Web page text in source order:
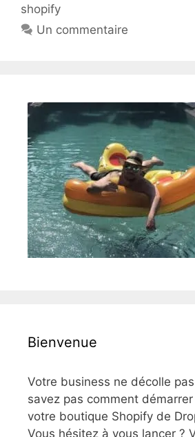
shopify
Un commentaire
Bienvenue
Votre business ne décolle
savez pas comment
votre boutique Shopify de
Vous hésitez à vous lancer ?